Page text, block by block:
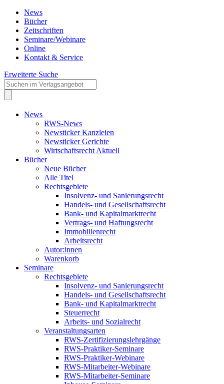
News
Bücher
Zeitschriften
Seminare/Webinare
Online
Kontakt & Service
Erweiterte Suche
News
RWS-News
Newsticker Kanzleien
Newsticker Gerichte
Wirtschaftsrecht Aktuell
Bücher
Neue Bücher
Alle Titel
Rechtsgebiete
Insolvenz- und Sanierungsrecht
Handels- und Gesellschaftsrecht
Bank- und Kapitalmarktrecht
Vertrags- und Haftungsrecht
Immobilienrecht
Arbeitsrecht
Autor:innen
Warenkorb
Seminare
Rechtsgebiete
Insolvenz- und Sanierungsrecht
Handels- und Gesellschaftsrecht
Bank- und Kapitalmarktrecht
Steuerrecht
Arbeits- und Sozialrecht
Veranstaltungsarten
RWS-Zertifizierungslehrgänge
RWS-Praktiker-Seminare
RWS-Praktiker-Webinare
RWS-Mitarbeiter-Webinare
RWS-Mitarbeiter-Seminare